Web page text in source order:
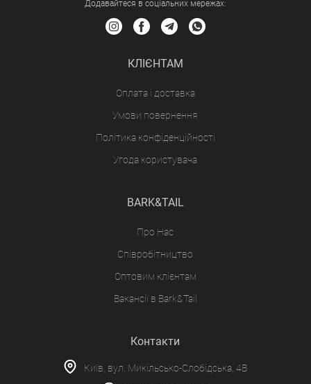
Додавайтеся в соціальних мережах:
КЛІЄНТАМ
Оплата і доставка
Умови повернення
Політика конфіденційності
Угода користувача
BARK&TAIL
Про Нас
Співробітництво
Оптовим клієнтам
Вакансії в Bark&Tail
Контакти
Київ, вул. Микільсько-Слобідська, 4В